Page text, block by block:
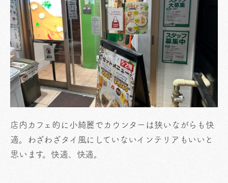
店内カフェ的に小綺麗でカウンターは狭いながらも快
適。わざわざタイ風にしていないインテリアもいいと
思います。快適、快適。